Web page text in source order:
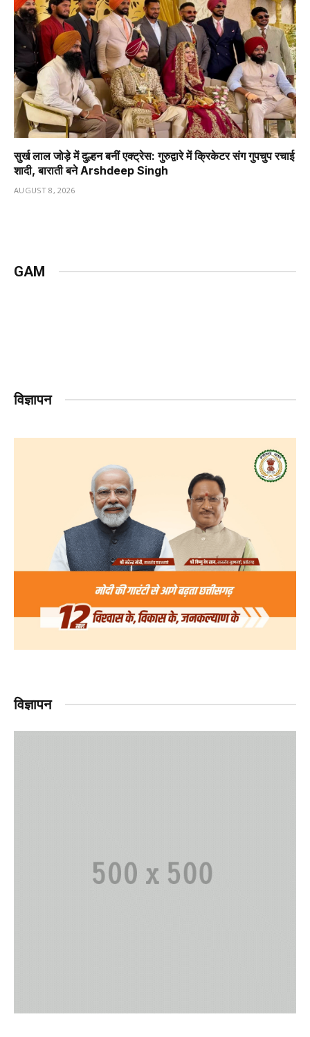
सुर्ख लाल जोड़े में दुल्हन बनीं एक्ट्रेस: गुरुद्वारे में क्रिकेटर संग गुपचुप रचाई
शादी, बाराती बने Arshdeep Singh
AUGUST 8, 2026
GAM
विज्ञापन
विज्ञापन